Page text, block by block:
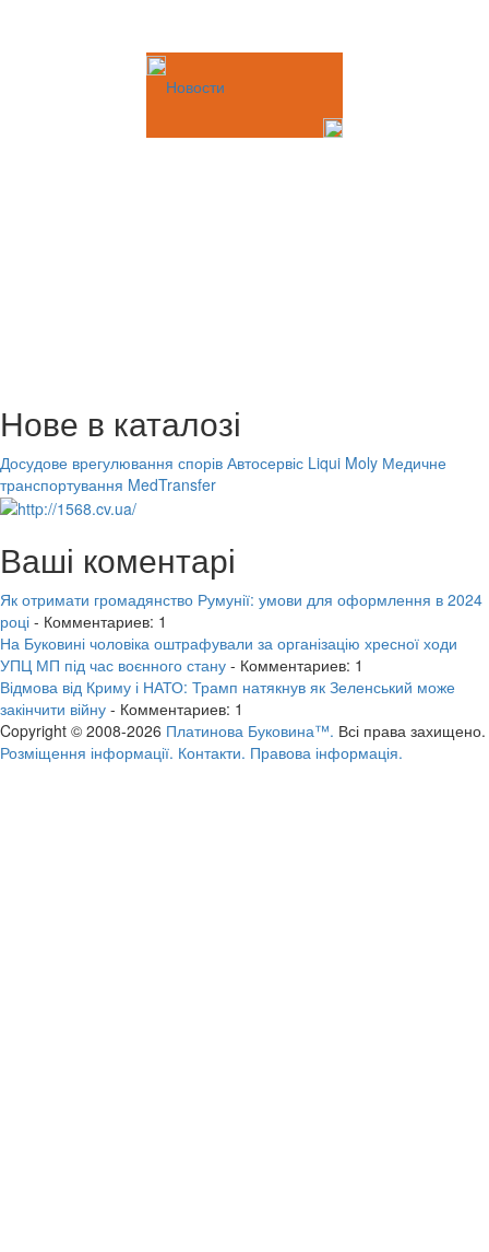
Новости
Нове в каталозі
Досудове врегулювання спорів Автосервіс Liqui Moly Медичне
транспортування MedTransfer
Ваші коментарі
Як отримати громадянство Румунії: умови для оформлення в 2024
році - Комментариев: 1
На Буковині чоловіка оштрафували за організацію хресної ходи
УПЦ МП під час воєнного стану - Комментариев: 1
Відмова від Криму і НАТО: Трамп натякнув як Зеленський може
закінчити війну - Комментариев: 1
Copyright © 2008-2026 Платинова Буковина™. Всі права захищено.
Розміщення інформації. Контакти. Правова інформація.